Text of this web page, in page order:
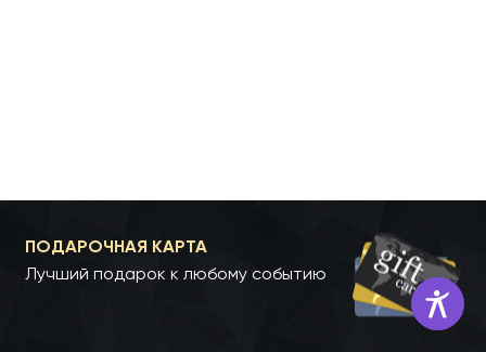
ПОДАРОЧНАЯ КАРТА
Лучший подарок к любому событию